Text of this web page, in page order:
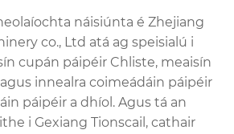
náisiúnta é Zhejiang
co., Ltd atá ag speisialú i
cupán páipéir Chliste, meaisín
innealra coimeádáin páipéir
páipéir a dhíol. Agus tá an
i Gexiang Tionscail, cathair